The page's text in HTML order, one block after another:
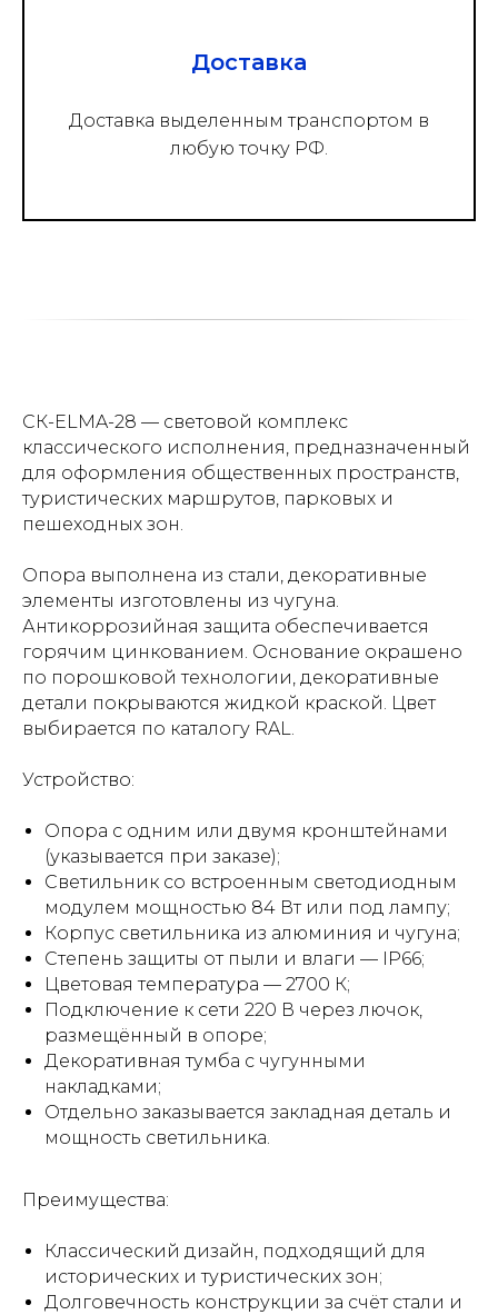
Доставка
Доставка выделенным транспортом в
любую точку РФ.
СК-ELMA-28 — световой комплекс
классического исполнения, предназначенный
для оформления общественных пространств,
туристических маршрутов, парковых и
пешеходных зон.
Опора выполнена из стали, декоративные
элементы изготовлены из чугуна.
Антикоррозийная защита обеспечивается
горячим цинкованием. Основание окрашено
по порошковой технологии, декоративные
детали покрываются жидкой краской. Цвет
выбирается по каталогу RAL.
Устройство:
Опора с одним или двумя кронштейнами
(указывается при заказе);
Светильник со встроенным светодиодным
модулем мощностью 84 Вт или под лампу;
Корпус светильника из алюминия и чугуна;
Степень защиты от пыли и влаги — IP66;
Цветовая температура — 2700 К;
Подключение к сети 220 В через лючок,
размещённый в опоре;
Декоративная тумба с чугунными
накладками;
Отдельно заказывается закладная деталь и
мощность светильника.
Преимущества:
Классический дизайн, подходящий для
исторических и туристических зон;
Долговечность конструкции за счёт стали и